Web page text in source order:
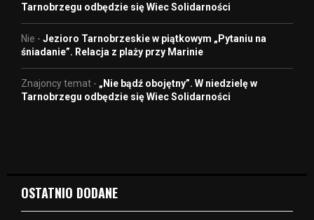
Tarnobrzegu odbędzie się Wiec Solidarności
Nie - Jezioro Tarnobrzeskie w piątkowym „Pytaniu na
śniadanie”. Relacja z plaży przy Marinie
Znajoncy temat - „Nie bądź obojętny”. W niedzielę w
Tarnobrzegu odbędzie się Wiec Solidarności
OSTATNIO DODANE